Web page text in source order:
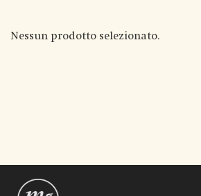
Nessun prodotto selezionato.